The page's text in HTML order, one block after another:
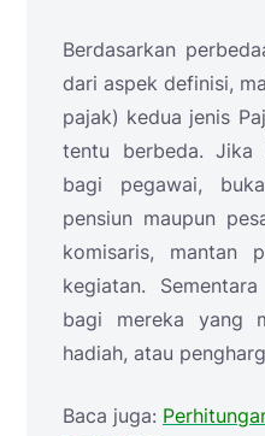
Berdasarkan
dari aspek definisi,
pajak) kedua jenis
tentu berbeda. Jika
bagi pegawai,
pensiun maupun
komisaris, mantan
kegiatan.
bagi mereka yang
hadiah, atau
Baca juga: